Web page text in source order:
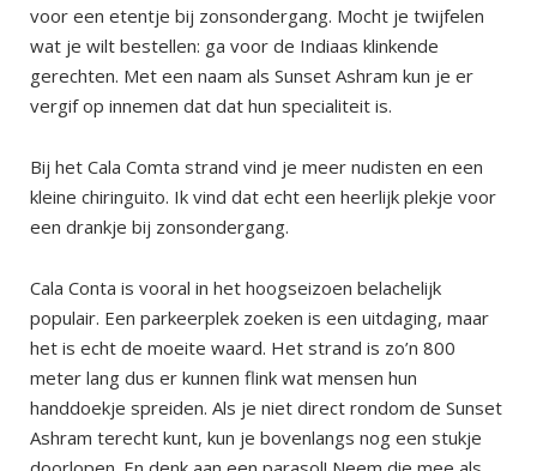
voor een etentje bij zonsondergang. Mocht je twijfelen
wat je wilt bestellen: ga voor de Indiaas klinkende
gerechten. Met een naam als Sunset Ashram kun je er
vergif op innemen dat dat hun specialiteit is.
Bij het Cala Comta strand vind je meer nudisten en een
kleine chiringuito. Ik vind dat echt een heerlijk plekje voor
een drankje bij zonsondergang.
Cala Conta is vooral in het hoogseizoen belachelijk
populair. Een parkeerplek zoeken is een uitdaging, maar
het is echt de moeite waard. Het strand is zo’n 800
meter lang dus er kunnen flink wat mensen hun
handdoekje spreiden. Als je niet direct rondom de Sunset
Ashram terecht kunt, kun je bovenlangs nog een stukje